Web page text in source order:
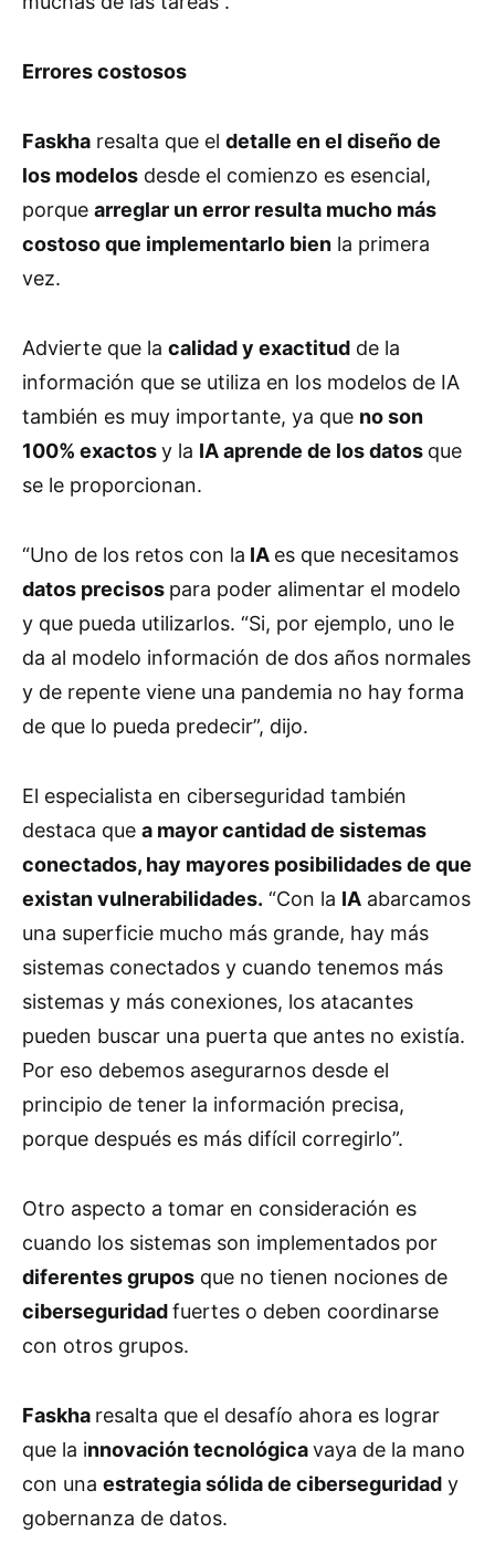
Errores costosos
Faskha resalta que el detalle en el diseño de
los modelos desde el comienzo es esencial,
porque arreglar un error resulta mucho más
costoso que implementarlo bien la primera
vez.
Advierte que la calidad y exactitud de la
información que se utiliza en los modelos de IA
también es muy importante, ya que no son
100% exactosy la IA aprende de los datos que
se le proporcionan.
“Uno de los retos con la IA es que necesitamos
datos precisos para poder alimentar el modelo
y que pueda utilizarlos. “Si, por ejemplo, uno le
da al modelo información de dos años normales
y de repente viene una pandemia no hay forma
de que lo pueda predecir”, dijo.
El especialista en ciberseguridad también
destaca que a mayor cantidad de sistemas
conectados, hay mayores posibilidades de que
existan vulnerabilidades. “Con la IA abarcamos
una superficie mucho más grande, hay más
sistemas conectados y cuando tenemos más
sistemas y más conexiones, los atacantes
pueden buscar una puerta que antes no existía.
Por eso debemos asegurarnos desde el
principio de tener la información precisa,
porque después es más difícil corregirlo”.
Otro aspecto a tomar en consideración es
cuando los sistemas son implementados por
diferentes grupos que no tienen nociones de
ciberseguridadfuertes o deben coordinarse
con otros grupos.
Faskha resalta que el desafío ahora es lograr
que la innovación tecnológicavaya de la mano
con una estrategia sólida de ciberseguridad y
gobernanza de datos.